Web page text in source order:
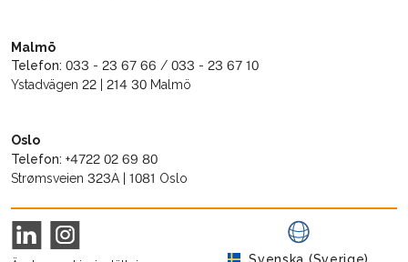
Malmö
Telefon: 033 - 23 67 66 / 033 - 23 67 10
Ystadvägen 22 | 214 30 Malmö
Oslo
Telefon: +4722 02 69 80
Strømsveien 323A | 1081 Oslo